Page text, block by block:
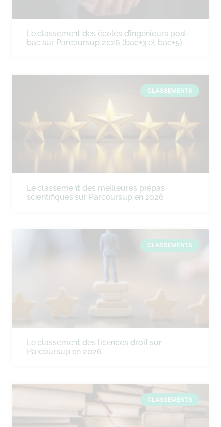
Le classement des écoles d’ingénieurs post-
bac sur Parcoursup 2026 (bac+3 et bac+5)
CLASSEMENTS
Le classement des meilleures prépas
scientifiques sur Parcoursup en 2026
CLASSEMENTS
Le classement des licences droit sur
Parcoursup en 2026
CLASSEMENTS